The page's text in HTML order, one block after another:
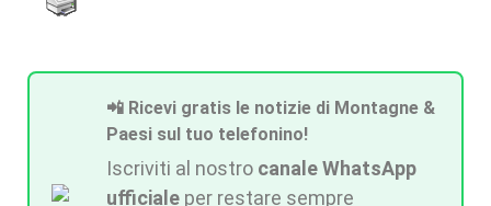
📲 Ricevi gratis le notizie di Montagne &
Paesi sul tuo telefonino!
Iscriviti al nostro canale WhatsApp
ufficiale per restare sempre